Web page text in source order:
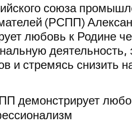
союза
(РСПП)
любовь к Родине
и стремясь снизить